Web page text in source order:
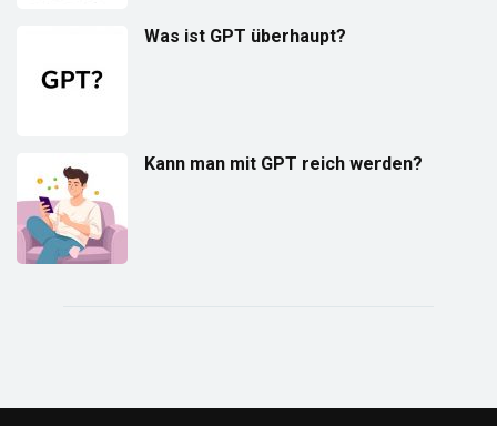
Was ist GPT überhaupt?
Kann man mit GPT reich werden?